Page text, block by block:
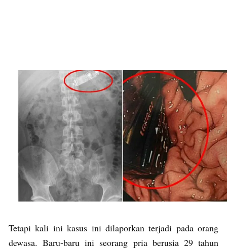
Tetapi kali ini kasus ini dilaporkan terjadi pada orang
dewasa. Baru-baru ini seorang pria berusia 29 tahun